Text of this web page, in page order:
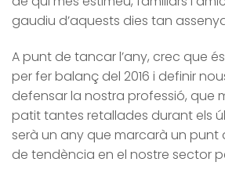
gaudiu d’aquests dies tan
A punt de tancar l’any, crec que
per fer balanç del 2016 i definir
defensar la nostra professió, que
patit tantes retallades durant els
serà un any que marcarà un punt
de tendència en el nostre sector